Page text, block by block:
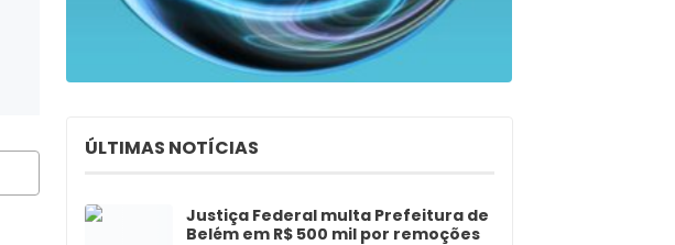
ÚLTIMAS NOTÍCIAS
Justiça Federal multa Prefeitura de
Belém em R$ 500 mil por remoções